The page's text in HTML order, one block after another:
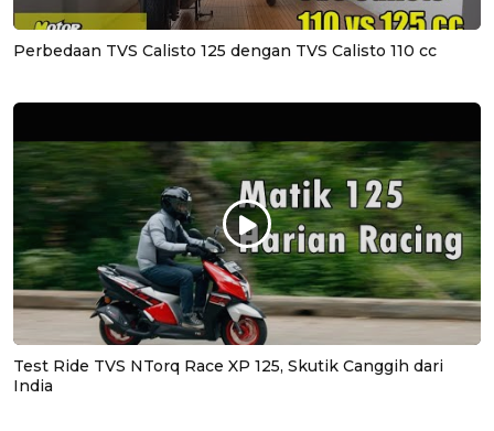
Perbedaan TVS Calisto 125 dengan TVS Calisto 110 cc
Test Ride TVS NTorq Race XP 125, Skutik Canggih dari
India